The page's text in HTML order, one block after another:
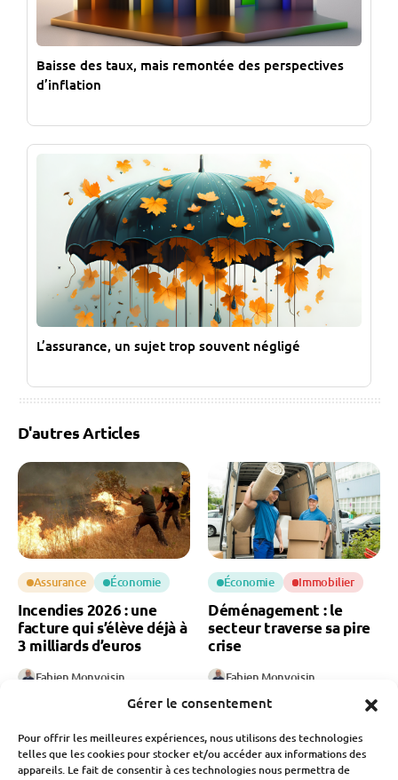
Gérer le consentement
Pour offrir les meilleures expériences, nous utilisons des technologies
telles que les cookies pour stocker et/ou accéder aux informations des
appareils. Le fait de consentir à ces technologies nous permettra de
Baisse des taux, mais remontée des perspectives
d’inflation
L’assurance, un sujet trop souvent négligé
D'autres Articles
Assurance Économie
Incendies 2026 : une
facture qui s’élève déjà à
3 milliards d’euros
Fabien Monvoisin
Économie Immobilier
Déménagement : le
secteur traverse sa pire
crise
Fabien Monvoisin